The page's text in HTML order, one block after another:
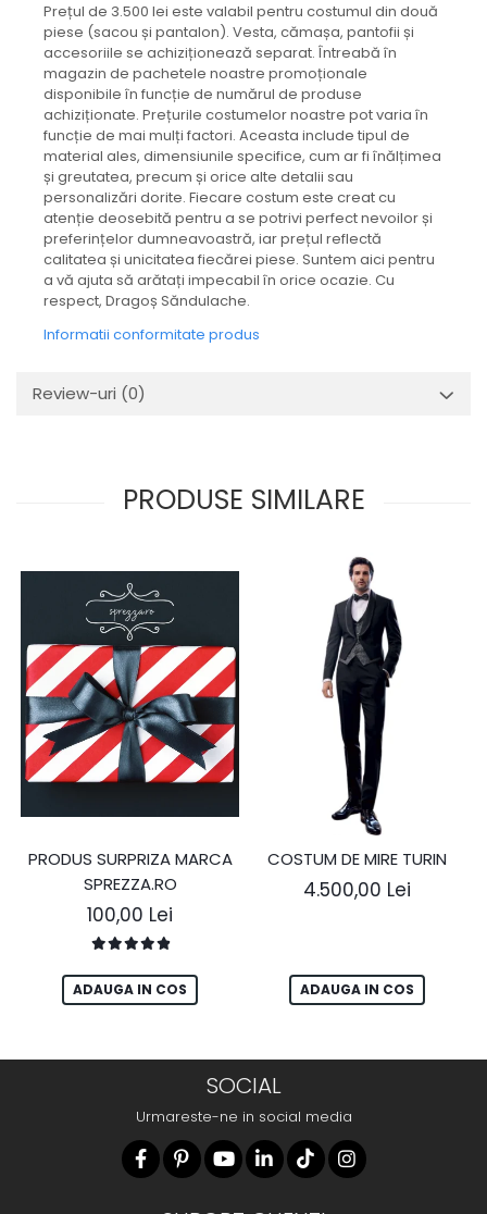
Prețul de 3.500 lei este valabil pentru costumul din două
piese (sacou și pantalon). Vesta, cămașa, pantofii și
accesoriile se achiziționează separat. Întreabă în
magazin de pachetele noastre promoționale
disponibile în funcție de numărul de produse
achiziționate. Prețurile costumelor noastre pot varia în
funcție de mai mulți factori. Aceasta include tipul de
material ales, dimensiunile specifice, cum ar fi înălțimea
și greutatea, precum și orice alte detalii sau
personalizări dorite. Fiecare costum este creat cu
atenție deosebită pentru a se potrivi perfect nevoilor și
preferințelor dumneavoastră, iar prețul reflectă
calitatea și unicitatea fiecărei piese. Suntem aici pentru
a vă ajuta să arătați impecabil în orice ocazie. Cu
respect, Dragoș Săndulache.
Informatii conformitate produs
Review-uri (0)
PRODUSE SIMILARE
PRODUS SURPRIZA MARCA
SPREZZA.RO
100,00 Lei
ADAUGA IN COS
COSTUM DE MIRE TURIN
4.500,00 Lei
ADAUGA IN COS
SOCIAL
Urmareste-ne in social media